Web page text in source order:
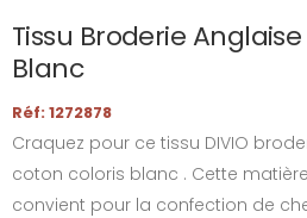
Tissu Broderie
Blanc
Réf: 1272878
Craquez pour ce tissu DIVIO
coton coloris blanc . Cette
convient pour la confection de